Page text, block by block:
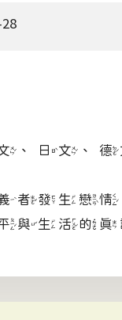
、日文、
者發生戀
與生活的真